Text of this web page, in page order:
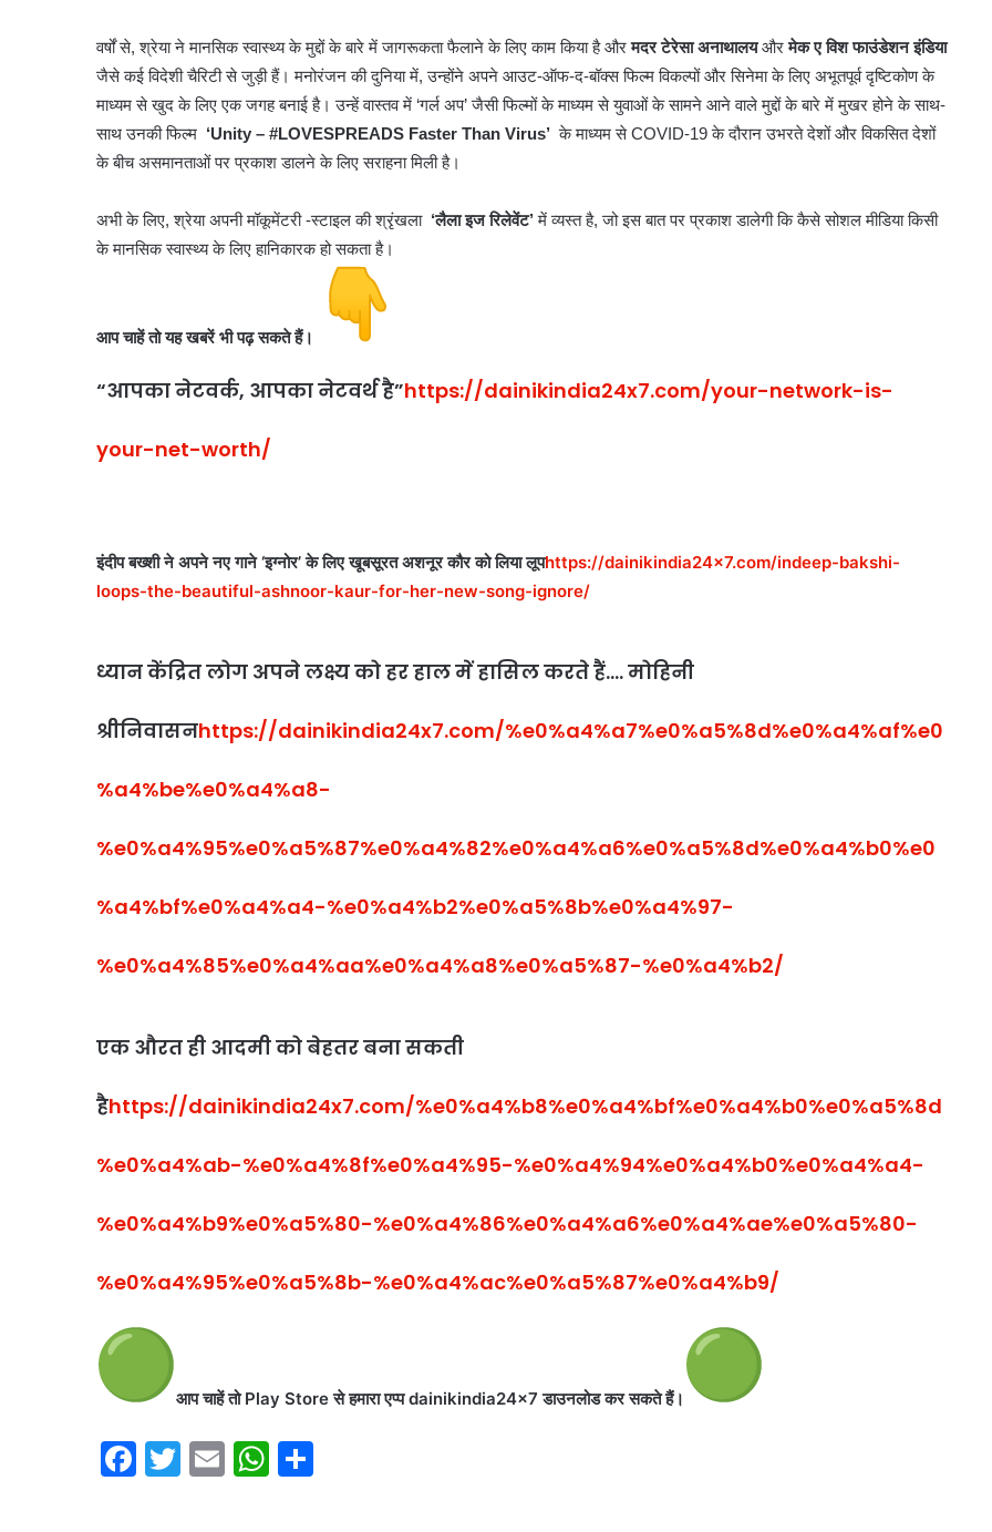
वर्षों से, श्रेया ने मानसिक स्वास्थ्य के मुद्दों के बारे में जागरूकता फैलाने के लिए काम किया है औरमदर टेरेसा अनाथालयऔरमेक ए विश फाउंडेशन इंडिया
जैसे कई विदेशी चैरिटी से जुड़ी हैं।मनोरंजन की दुनिया में, उन्होंने अपने आउट-ऑफ-द-बॉक्स फिल्म विकल्पों और सिनेमा के लिए अभूतपूर्व दृष्टिकोण के
माध्यम से खुद के लिए एक जगह बनाई है। उन्हें वास्तव में ‘गर्ल अप’ जैसी फिल्मों के माध्यम से युवाओं के सामने आने वाले मुद्दों के बारे में मुखर होने के साथ-
साथ उनकी फिल्म ‘Unity – #LOVESPREADS Faster Than Virus’ के माध्यम से COVID-19 के दौरान उभरते देशों और विकसित देशों
के बीच असमानताओं पर प्रकाश डालने के लिए सराहना मिली है।
अभी के लिए, श्रेया अपनी मॉकूमेंटरी -स्टाइल की श्रृंखला ‘लैला इज रिलेवेंट’में व्यस्त है, जो इस बात पर प्रकाश डालेगी कि कैसे सोशल मीडिया किसी
के मानसिक स्वास्थ्य के लिए हानिकारक हो सकता है।
आप चाहें तो यह खबरें भी पढ़ सकते हैं।
“आपका नेटवर्क, आपका नेटवर्थ है”https://dainikindia24x7.com/your-network-is-
your-net-worth/
इंदीप बख्शी ने अपने नए गाने ‘इग्नोर’ के लिए खूबसूरत अशनूर कौर को लिया लूपhttps://dainikindia24x7.com/indeep-bakshi-
loops-the-beautiful-ashnoor-kaur-for-her-new-song-ignore/
ध्यान केंद्रित लोग अपने लक्ष्य को हर हाल में हासिल करते हैं…. मोहिनी
श्रीनिवासनhttps://dainikindia24x7.com/%e0%a4%a7%e0%a5%8d%e0%a4%af%e0
%a4%be%e0%a4%a8-
%e0%a4%95%e0%a5%87%e0%a4%82%e0%a4%a6%e0%a5%8d%e0%a4%b0%e0
%a4%bf%e0%a4%a4-%e0%a4%b2%e0%a5%8b%e0%a4%97-
%e0%a4%85%e0%a4%aa%e0%a4%a8%e0%a5%87-%e0%a4%b2/
एक औरत ही आदमी को बेहतर बना सकती
हैhttps://dainikindia24x7.com/%e0%a4%b8%e0%a4%bf%e0%a4%b0%e0%a5%8d
%e0%a4%ab-%e0%a4%8f%e0%a4%95-%e0%a4%94%e0%a4%b0%e0%a4%a4-
%e0%a4%b9%e0%a5%80-%e0%a4%86%e0%a4%a6%e0%a4%ae%e0%a5%80-
%e0%a4%95%e0%a5%8b-%e0%a4%ac%e0%a5%87%e0%a4%b9/
आप चाहें तो Play Store से हमारा एप्प dainikindia24x7 डाउनलोड कर सकतेहैं।
F
T
E
W
बंजारा
समाज
एकता
का
बना
दिल्ली,
संकल्प
भव्य
1 week ago
बंजारा समाज की एकता का महाकुंभ
बना दिल्ली, संकल्प यात्रा का भव्य
समापन
भारत
छोड़ो
की
आसफ